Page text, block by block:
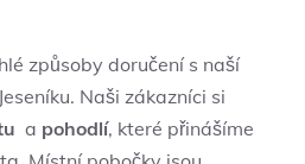
způsoby doručení ‍s ⁤naší
Naši zákazníci si
‌ a‍ pohodlí, které přinášíme